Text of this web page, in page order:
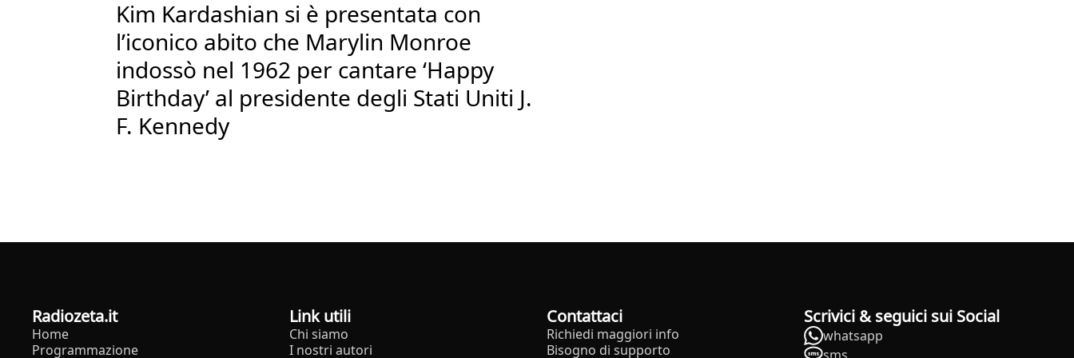
Kim Kardashian si è presentata con
l’iconico abito che Marylin Monroe
indossò nel 1962 per cantare ‘Happy
Birthday’ al presidente degli Stati Uniti J.
F. Kennedy
radiozeta.it
Home
Programmazione
Link utili
Chi siamo
I nostri autori
Contattaci
Richiedi maggiori info
Bisogno di supporto
Scrivici & seguici sui Social
whatsapp